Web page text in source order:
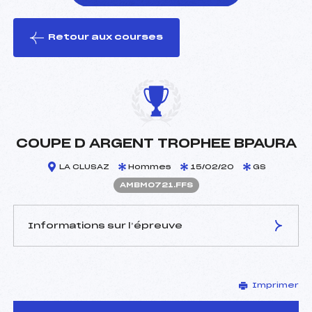
le ski
Retour aux courses
COUPE D ARGENT TROPHEE BPAURA
LA CLUSAZ Hommes 15/02/20 GS
AMBM0721.FFS
Informations sur l’épreuve
ANGUENOT LIONEL (MB)
Arbitre :
BLANC PATRICK (SA)
Imprimer